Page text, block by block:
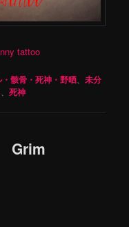
tattoo
・骸骨・死神・野晒 、未分
、死神
Grim